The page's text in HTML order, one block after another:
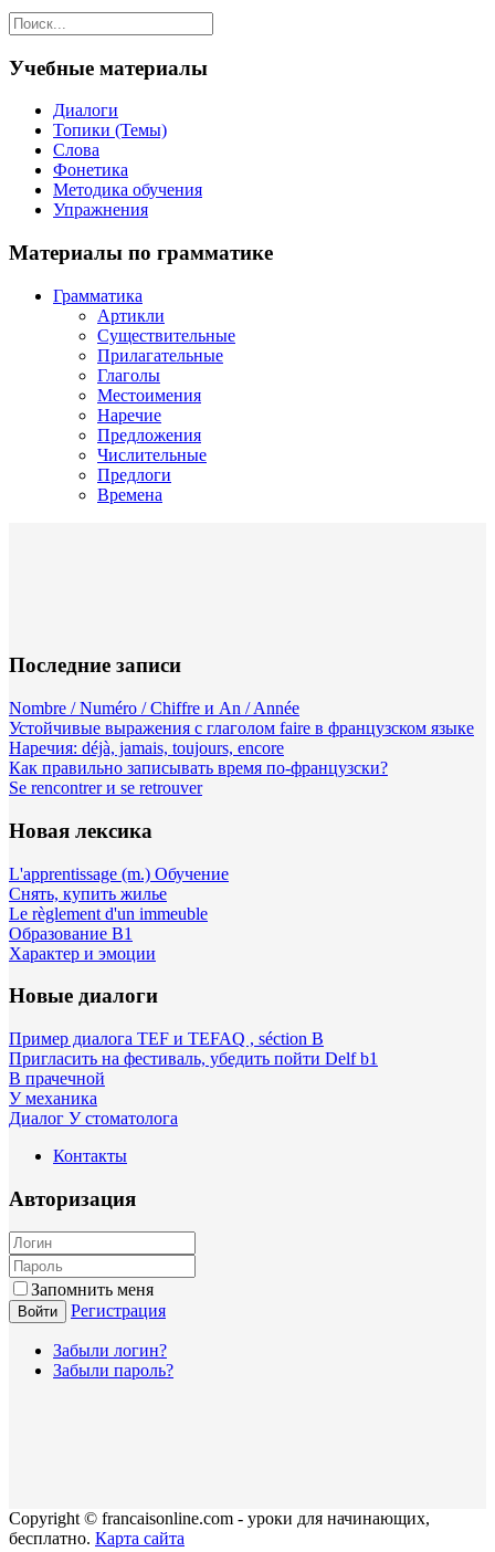
Учебные материалы
Диалоги
Топики (Темы)
Слова
Фонетика
Методика обучения
Упражнения
Материалы по грамматике
Грамматика
Артикли
Существительные
Прилагательные
Глаголы
Местоимения
Наречие
Предложения
Числительные
Предлоги
Времена
Последние записи
Nombre / Numéro / Chiffre и An / Année
Устойчивые выражения с глаголом faire в французском языке
Наречия: déjà, jamais, toujours, encore
Как правильно записывать время по-французски?
Se rencontrer и se retrouver
Новая лексика
L'apprentissage (m.) Обучение
Снять, купить жилье
Le règlement d'un immeuble
Образование B1
Характер и эмоции
Новые диалоги
Пример диалога TEF и TEFAQ , séction B
Пригласить на фестиваль, убедить пойти Delf b1
В прачечной
У механика
Диалог У стоматолога
Контакты
Авторизация
Запомнить меня
Войти Регистрация
Забыли логин?
Забыли пароль?
Copyright © francaisonline.com - уроки для начинающих,
бесплатно. Карта сайта